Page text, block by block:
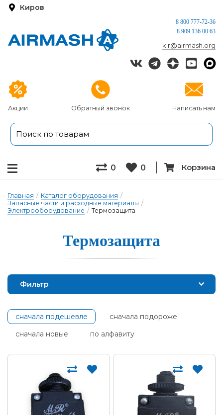
Киров
Акции Обратный звонок Написать нам
8 800 777-72-36
8 909 136 00 63
kir@airmash.org
0 0 Корзина
Главная / Каталог оборудования /
Запасные части и расходные материалы /
Электрооборудование / Термозащита
Термоза­щи­та
Фильтр
сначала подешевле
сначала подороже
сначала новые
по алфавиту